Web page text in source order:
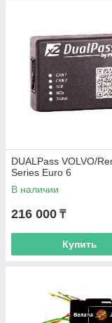
DUALPass VOLVO/
Series Euro 6
В наличии
216 000 ₸
Купить